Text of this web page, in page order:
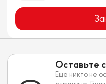
Оставьте
Еще никто не